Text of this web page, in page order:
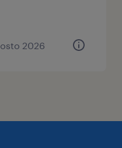
2026